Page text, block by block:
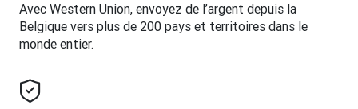
Avec Western Union, envoyez de l’argent depuis la
Belgique vers plus de 200 pays et territoires dans le
monde entier.